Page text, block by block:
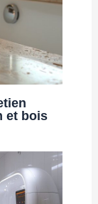
et bois